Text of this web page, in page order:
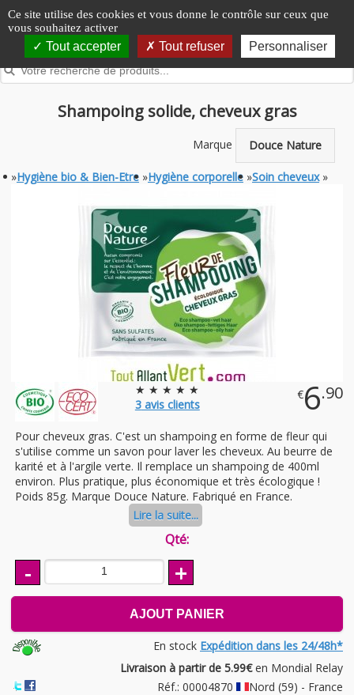
Panneau de gestion des cookies
Ce site utilise des cookies et vous donne le contrôle sur ceux que
vous souhaitez activer
Tout accepter Tout refuser Personnaliser
Shampoing solide, cheveux gras
Marque Douce Nature
»Hygiène bio & Bien-Etre »Hygiène corporelle »Soin cheveux »
★ ★ ★ ★ ★
3avis clients
€6.90
Pour cheveux gras. C'est un shampoing en forme de fleur qui
s'utilise comme un savon pour laver les cheveux. Au beurre de
karité et à l'argile verte. Il remplace un shampoing de 400ml
environ. Plus pratique, plus économique et très écologique !
Poids 85g. Marque Douce Nature. Fabriqué en France.
Lire la suite...
Qté:
- +
AJOUT PANIER
En stock Expédition dans les 24/48h*
Livraison à partir de 5.99€en Mondial Relay
Réf.: 00004870
Nord (59) - France